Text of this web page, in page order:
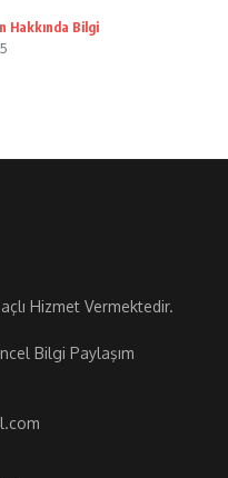
Hakkında Bilgi
Hizmet Vermektedir.
Bilgi Paylaşım